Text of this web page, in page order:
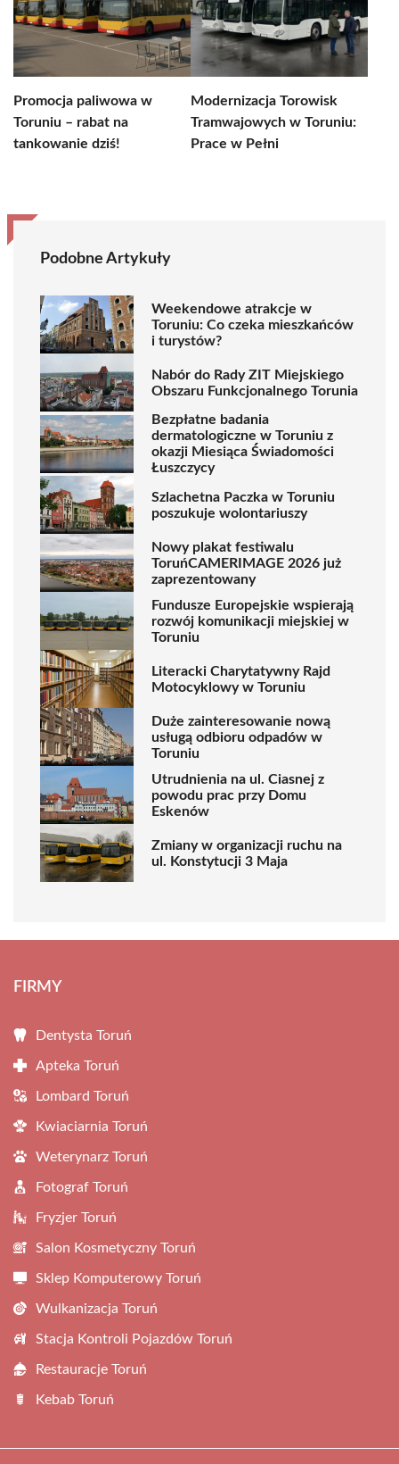
Promocja paliwowa w
Toruniu – rabat na
tankowanie dziś!
Modernizacja Torowisk
Tramwajowych w Toruniu:
Prace w Pełni
Podobne Artykuły
Weekendowe atrakcje w
Toruniu: Co czeka mieszkańców
i turystów?
Nabór do Rady ZIT Miejskiego
Obszaru Funkcjonalnego Torunia
Bezpłatne badania
dermatologiczne w Toruniu z
okazji Miesiąca Świadomości
Łuszczycy
Szlachetna Paczka w Toruniu
poszukuje wolontariuszy
Nowy plakat festiwalu
ToruńCAMERIMAGE 2026 już
zaprezentowany
Fundusze Europejskie wspierają
rozwój komunikacji miejskiej w
Toruniu
Literacki Charytatywny Rajd
Motocyklowy w Toruniu
Duże zainteresowanie nową
usługą odbioru odpadów w
Toruniu
Utrudnienia na ul. Ciasnej z
powodu prac przy Domu
Eskenów
Zmiany w organizacji ruchu na
ul. Konstytucji 3 Maja
FIRMY
Dentysta Toruń
Apteka Toruń
Lombard Toruń
Kwiaciarnia Toruń
Weterynarz Toruń
Fotograf Toruń
Fryzjer Toruń
Salon Kosmetyczny Toruń
Sklep Komputerowy Toruń
Wulkanizacja Toruń
Stacja Kontroli Pojazdów Toruń
Restauracje Toruń
Kebab Toruń